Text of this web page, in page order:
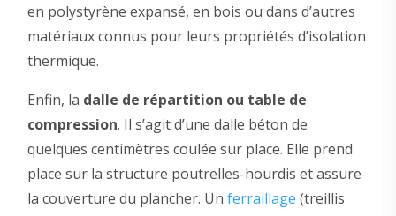
en polystyrène expansé, en bois ou dans d’autres
matériaux connus pour leurs propriétés d’isolation
thermique.
Enfin, la dalle de répartition ou table de
compression. Il s’agit d’une dalle béton de
quelques centimètres coulée sur place. Elle prend
place sur la structure poutrelles-hourdis et assure
la couverture du plancher. Un ferraillage (treillis